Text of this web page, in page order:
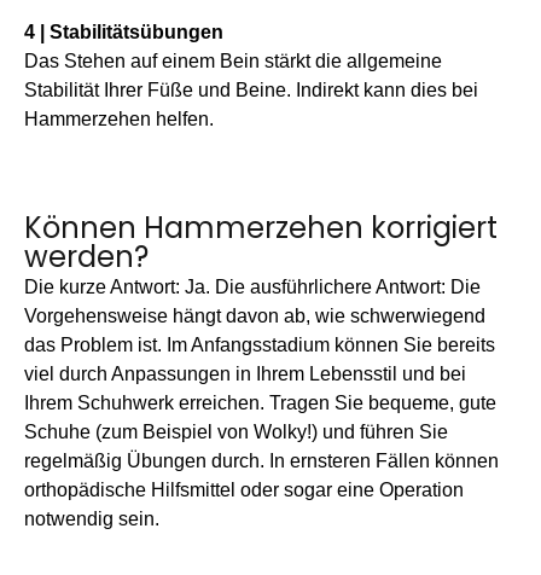
4 | Stabilitätsübungen
Das Stehen auf einem Bein stärkt die allgemeine
Stabilität Ihrer Füße und Beine. Indirekt kann dies bei
Hammerzehen helfen.
Können Hammerzehen korrigiert
werden?
Die kurze Antwort: Ja. Die ausführlichere Antwort: Die
Vorgehensweise hängt davon ab, wie schwerwiegend
das Problem ist. Im Anfangsstadium können Sie bereits
viel durch Anpassungen in Ihrem Lebensstil und bei
Ihrem Schuhwerk erreichen. Tragen Sie bequeme, gute
Schuhe (zum Beispiel von Wolky!) und führen Sie
regelmäßig Übungen durch. In ernsteren Fällen können
orthopädische Hilfsmittel oder sogar eine Operation
notwendig sein.